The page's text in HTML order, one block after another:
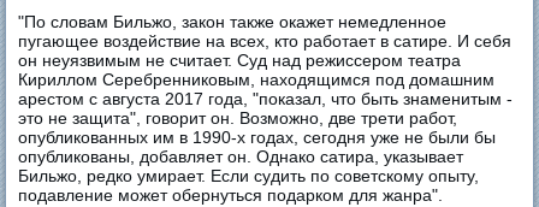
"По словам Бильжо, закон также окажет немедленное
пугающее воздействие на всех, кто работает в сатире. И себя
он неуязвимым не считает. Суд над режиссером театра
Кириллом Серебренниковым, находящимся под домашним
арестом с августа 2017 года, "показал, что быть знаменитым -
это не защита", говорит он. Возможно, две трети работ,
опубликованных им в 1990-х годах, сегодня уже не были бы
опубликованы, добавляет он. Однако сатира, указывает
Бильжо, редко умирает. Если судить по советскому опыту,
подавление может обернуться подарком для жанра".